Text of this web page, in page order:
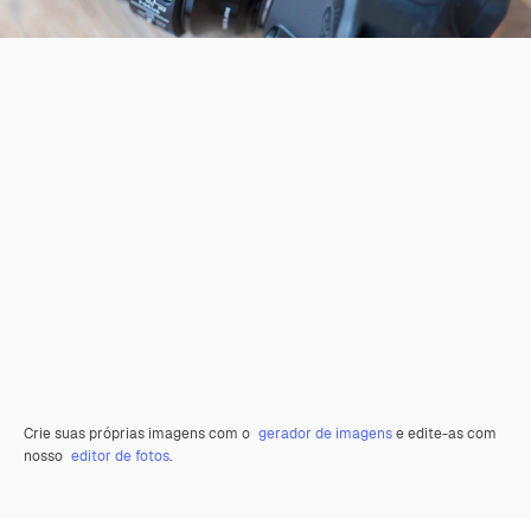
Crie suas próprias imagens com o gerador de imagense edite-as com
nosso editor de fotos.